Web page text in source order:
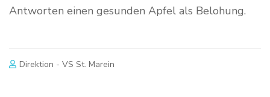
Antworten einen gesunden Apfel als Belohung.
Direktion - VS St. Marein